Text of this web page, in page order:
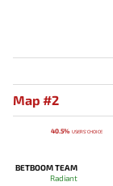
Map #2
40.5% USERS' CHOICE
BETBOOM TEAM
Radiant